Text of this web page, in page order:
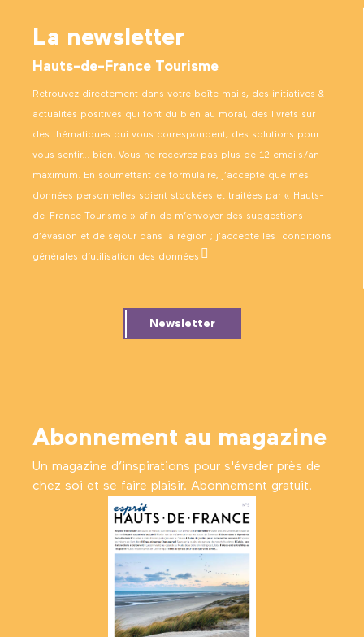
La newsletter
Hauts-de-France Tourisme
Retrouvez directement dans votre boîte mails, des initiatives &
actualités positives qui font du bien au moral, des livrets sur
des thématiques qui vous correspondent, des solutions pour
vous sentir… bien. Vous ne recevrez pas plus de 12 emails/an
maximum. En soumettant ce formulaire, j’accepte que mes
données personnelles soient stockées et traitées par « Hauts-
de-France Tourisme » afin de m’envoyer des suggestions
d’évasion et de séjour dans la région ; j’accepte les conditions
générales d’utilisation des données .
Newsletter
Abonnement au magazine
Un magazine d’inspirations pour s'évader près de
chez soi et se faire plaisir. Abonnement gratuit.